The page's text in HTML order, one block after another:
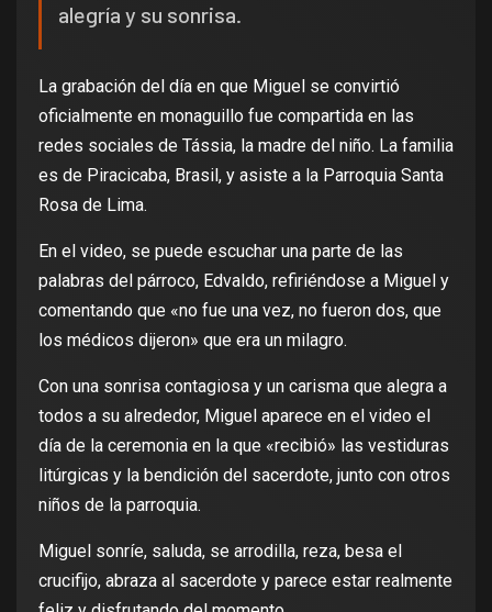
alegría y su sonrisa.
La grabación del día en que Miguel se convirtió
oficialmente en monaguillo fue compartida en las
redes sociales de Tássia, la madre del niño. La familia
es de Piracicaba, Brasil, y asiste a la Parroquia Santa
Rosa de Lima.
En el video, se puede escuchar una parte de las
palabras del párroco, Edvaldo, refiriéndose a Miguel y
comentando que «no fue una vez, no fueron dos, que
los médicos dijeron» que era un milagro.
Con una sonrisa contagiosa y un carisma que alegra a
todos a su alrededor, Miguel aparece en el video el
día de la ceremonia en la que «recibió» las vestiduras
litúrgicas y la bendición del sacerdote, junto con otros
niños de la parroquia.
Miguel sonríe, saluda, se arrodilla, reza, besa el
crucifijo, abraza al sacerdote y parece estar realmente